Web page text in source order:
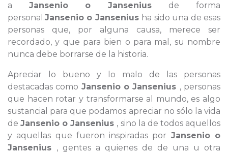
a Jansenio o Jansenius de forma
personal.Jansenio o Jansenius ha sido una de esas
personas que, por alguna causa, merece ser
recordado, y que para bien o para mal, su nombre
nunca debe borrarse de la historia.
Apreciar lo bueno y lo malo de las personas
destacadas como Jansenio o Jansenius , personas
que hacen rotar y transformarse al mundo, es algo
sustancial para que podamos apreciar no sólo la vida
deJansenio o Jansenius , sino la de todos aquellos
y aquellas que fueron inspiradas por Jansenio o
Jansenius , gentes a quienes de de una u otra